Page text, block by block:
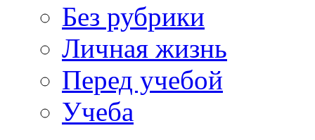
Без рубрики
Личная жизнь
Перед учебой
Учеба